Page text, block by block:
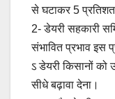
से घटाकर 5 प्रतिशत
2- डेयरी सहकारी
संभावित प्रभाव इस
ऽ डेयरी किसानों को
सीधे बढ़ावा देना।